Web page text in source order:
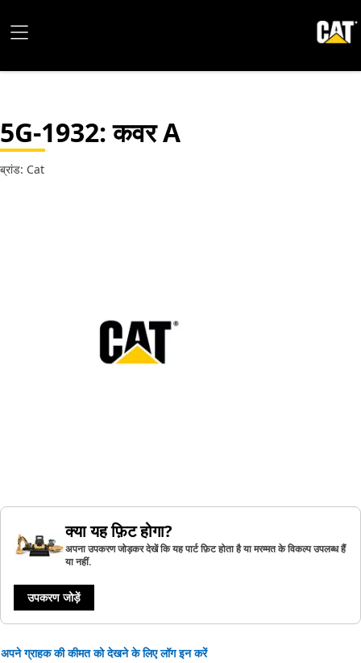
5G-1932: कवर A
ब्रांड: Cat
क्या यह फ़िट होगा?
अपना उपकरण जोड़कर देखें कि यह पार्ट फ़िट होता है या मरम्मत के विकल्प उपलब्ध हैं
या नहीं.
उपकरण जोड़ें
अपने ग्राहक की कीमत को देखने के लिए लॉग इन करें